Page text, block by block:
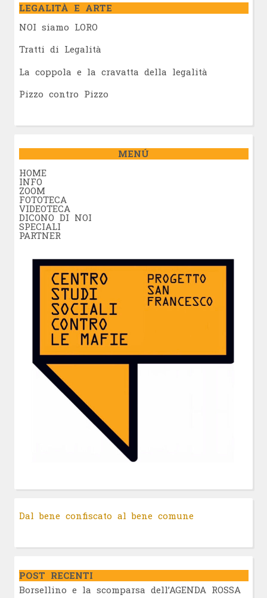
LEGALITÀ E ARTE
NOI siamo LORO
Tratti di Legalità
La coppola e la cravatta della legalità
Pizzo contro Pizzo
MENÚ
HOME
INFO
ZOOM
FOTOTECA
VIDEOTECA
DICONO DI NOI
SPECIALI
PARTNER
Dal bene confiscato al bene comune
POST RECENTI
Borsellino e la scomparsa dell’AGENDA ROSSA